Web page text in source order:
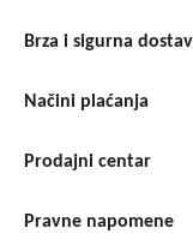
Brza i sigurna
Načini plaćanja
Prodajni centar
Pravne napomene